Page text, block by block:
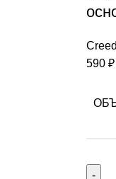
Creed
590 ₽